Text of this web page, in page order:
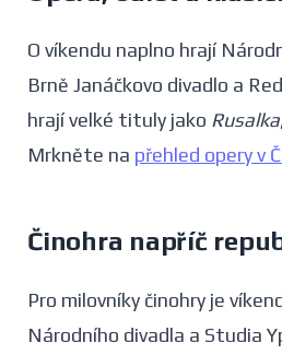
O víkendu naplno hrají
Brně Janáčkovo divadlo a
hrají velké tituly jako Rusalka
Mrkněte na přehled opery v
Činohra napříč
Pro milovníky činohry je
Národního divadla a Studia